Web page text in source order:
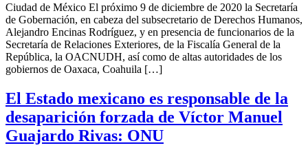
Ciudad de México El próximo 9 de diciembre de 2020 la Secretaría
de Gobernación, en cabeza del subsecretario de Derechos Humanos,
Alejandro Encinas Rodríguez, y en presencia de funcionarios de la
Secretaría de Relaciones Exteriores, de la Fiscalía General de la
República, la OACNUDH, así como de altas autoridades de los
gobiernos de Oaxaca, Coahuila […]
El Estado mexicano es responsable de la
desaparición forzada de Víctor Manuel
Guajardo Rivas: ONU